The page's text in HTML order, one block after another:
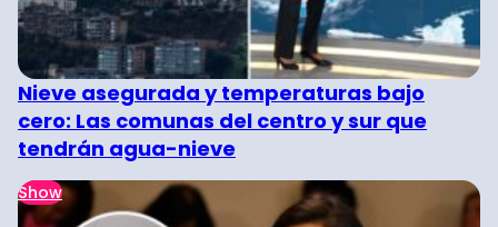
Nieve asegurada y temperaturas bajo
cero: Las comunas del centro y sur que
tendrán agua-nieve
Show